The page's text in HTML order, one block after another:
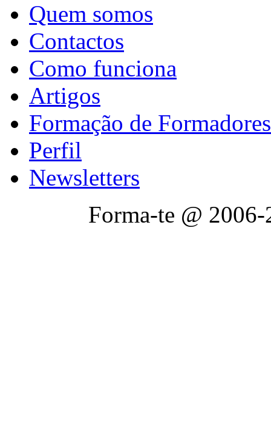
Quem somos
Contactos
Como funciona
Artigos
Formação de Formadores
Perfil
Newsletters
Forma-te @